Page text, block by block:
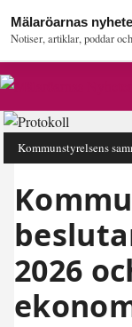
Mälaröarnas
Notiser, artiklar, poddar
Kommunstyrelsens
2026